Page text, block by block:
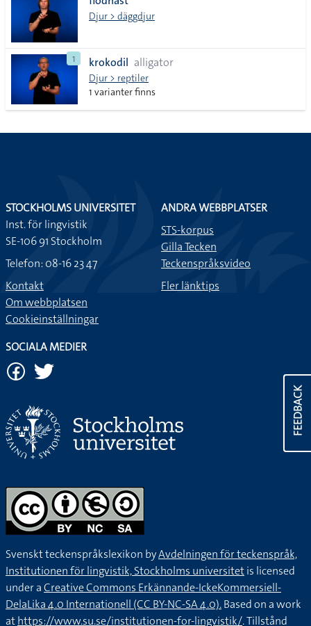
lista
Djur > däggdjur
1 krokodil alligator
Djur > reptiler
1 varianter finns
FEEDBACK
STOCKHOLMS UNIVERSITET
Inst. för lingvistik
SE-106 91 Stockholm
Telefon: 08-16 23 47
Kontakt
Om webbplatsen
Cookieinställningar
ANDRA WEBBPLATSER
STS-korpus
Gilla Tecken
Teckenspråksvideo
Fler länktips
SOCIALA MEDIER
Svenskt teckenspråkslexikon byAvdelningen för teckenspråk,
Institutionen för lingvistik, Stockholms universitetis licensed
under aCreative Commons Erkännande-IckeKommersiell-
DelaLika 4.0 Internationell (CC BY-NC-SA 4.0).Based on a work
athttps://www.su.se/institutionen-for-lingvistik/. Tillstånd